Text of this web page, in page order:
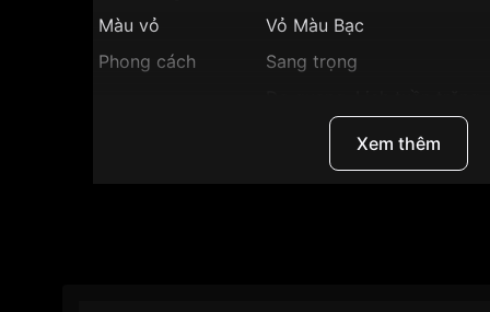
Màu vỏ
Vỏ Màu Bạc
Phong cách
Sang trọng
Phút, Giây
Xem thêm